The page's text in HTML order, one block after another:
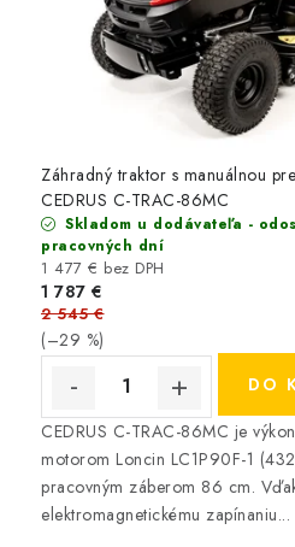
VRÁTENIE TOVARU A
BLOG
REFERENCIE
Zásady
Ceny přepravy
Kontakty
Záhradný traktor s manuálnou
CEDRUS C-TRAC-86MC
Skladom u dodávateľa -
pracovných dní
1 477 € bez DPH
1 787 €
2 545 €
(–29 %)
DO
CEDRUS C-TRAC-86MC je
motorom Loncin LC1P90F-1
pracovným záberom 86 cm.
elektromagnetickému zapínaniu...